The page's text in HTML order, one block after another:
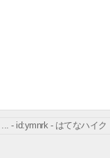
... - id:ymnrk - はてなハイク